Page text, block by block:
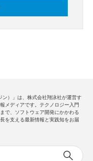
ン）」は、株式会社翔泳社が運営す
メディアです。テクノロジー入門
で、ソフトウェア開発にかかわる
を支える最新情報と実践知をお届